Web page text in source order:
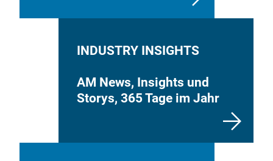
INDUSTRY INSIGHTS
AM News, Insights und
Storys, 365 Tage im Jahr